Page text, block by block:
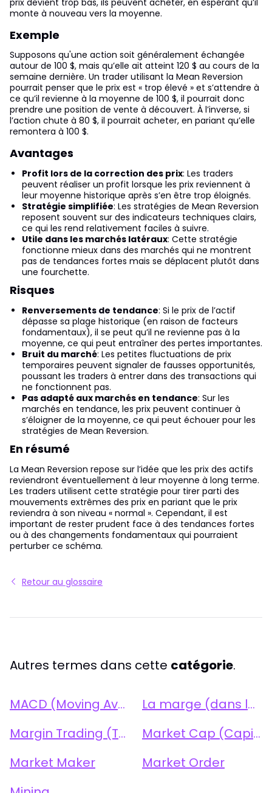
monte à nouveau vers la moyenne.
Exemple
Supposons qu'une action soit généralement échangée
autour de 100 $, mais qu’elle ait atteint 120 $ au cours de la
semaine dernière. Un trader utilisant la Mean Reversion
pourrait penser que le prix est « trop élevé » et s’attendre à
ce qu’il revienne à la moyenne de 100 $, il pourrait donc
prendre une position de vente à découvert. À l’inverse, si
l’action chute à 80 $, il pourrait acheter, en pariant qu’elle
remontera à 100 $.
Avantages
Profit lors de la correction des prix: Les traders
peuvent réaliser un profit lorsque les prix reviennent à
leur moyenne historique après s’en être trop éloignés.
Stratégie simplifiée: Les stratégies de Mean Reversion
reposent souvent sur des indicateurs techniques clairs,
ce qui les rend relativement faciles à suivre.
Utile dans les marchés latéraux: Cette stratégie
fonctionne mieux dans des marchés qui ne montrent
pas de tendances fortes mais se déplacent plutôt dans
une fourchette.
Risques
Renversements de tendance: Si le prix de l’actif
dépasse sa plage historique (en raison de facteurs
fondamentaux), il se peut qu’il ne revienne pas à la
moyenne, ce qui peut entraîner des pertes importantes.
Bruit du marché: Les petites fluctuations de prix
temporaires peuvent signaler de fausses opportunités,
poussant les traders à entrer dans des transactions qui
ne fonctionnent pas.
Pas adapté aux marchés en tendance: Sur les
marchés en tendance, les prix peuvent continuer à
s’éloigner de la moyenne, ce qui peut échouer pour les
stratégies de Mean Reversion.
En résumé
La Mean Reversion repose sur l’idée que les prix des actifs
reviendront éventuellement à leur moyenne à long terme.
Les traders utilisent cette stratégie pour tirer parti des
mouvements extrêmes des prix en pariant que le prix
reviendra à son niveau « normal ». Cependant, il est
important de rester prudent face à des tendances fortes
ou à des changements fondamentaux qui pourraient
perturber ce schéma.
Retour au glossaire
Autres termes dans cette catégorie.
MACD (Moving Average Convergence Divergence)
La marge (dans le trading)
Margin Trading (Trading sur Marge)
Market Cap (Capitalisation Boursière)
Market Maker
Market Order